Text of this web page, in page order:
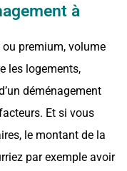
à
premium, volume
les logements,
déménagement
Et si vous
le montant de la
par exemple avoir